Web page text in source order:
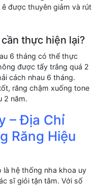
được thuyên giảm và rút
thực hiện lại?
6 tháng có thể thực
được tẩy trắng quá 2
cách nhau 6 tháng.
răng chậm xuống tone
2 năm.
– Địa Chỉ
Răng Hiệu
là hệ thống nha khoa uy
sĩ giỏi tận tâm. Với số